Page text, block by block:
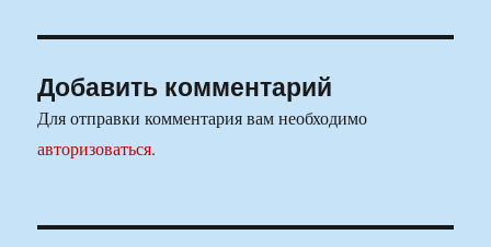
Добавить комментарий
Для отправки комментария вам необходимо
авторизоваться.